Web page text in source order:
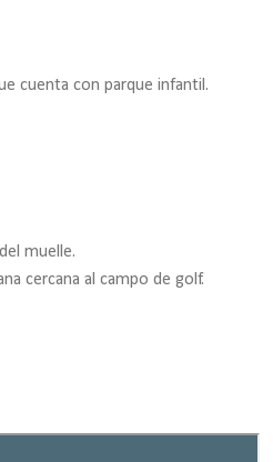
cuenta con parque infantil.
muelle.
cercana al campo de golf.